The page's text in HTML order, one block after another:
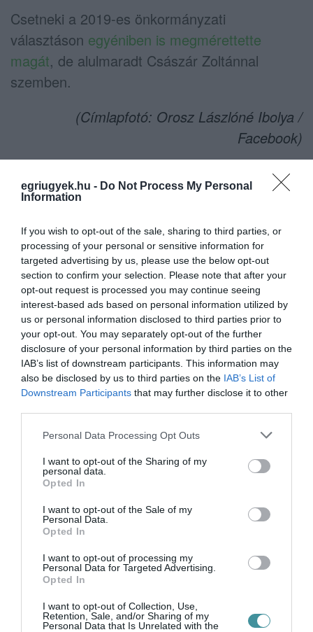
egriugyek.hu - Do Not Process My Personal
Information
If you wish to opt-out of the sale, sharing to third parties, or
processing of your personal or sensitive information for
targeted advertising by us, please use the below opt-out
section to confirm your selection. Please note that after your
opt-out request is processed you may continue seeing
interest-based ads based on personal information utilized by
us or personal information disclosed to third parties prior to
your opt-out. You may separately opt-out of the further
disclosure of your personal information by third parties on the
IAB’s list of downstream participants. This information may
also be disclosed by us to third parties on the IAB’s List of
Downstream Participants that may further disclose it to other
Please note that this website/app uses one or more Google
not limited to your visit or usage behaviour. You may click to
grant or deny consent to Google and its third-party tags to
use your data for below specified purposes in below Google
consent section.
Personal Data Processing Opt Outs
I want to opt-out of the Sharing of my
personal data.
Opted In
I want to opt-out of the Sale of my
Personal Data.
Opted In
I want to opt-out of processing my
Personal Data for Targeted Advertising.
Opted In
I want to opt-out of Collection, Use,
Retention, Sale, and/or Sharing of my
Personal Data that Is Unrelated with the
Csetneki a 2019-es önkormányzati
választáson egyéniben is megmérettette
magát, de alulmaradt Császár Zoltánnal
szemben.
(Címlapfotó: Orosz Lászlóné Ibolya /
Facebook)
bennünket az EGRI ÜGYEK Google Hírek oldalán!
VISSZA A FŐOLDALRA
Legfrissebb híreink
35 PERCES TANÓRÁK ÉS KEVESEBB HÁZI
FELADAT JÖHET AZ ALSÓ ...
ELNÖKNEK A TISZA
2026. augusztus 08|Mindenki ügye
ÚJ MAGYAR KÜLÜGYI STRATÉGIA KÉSZÜL,